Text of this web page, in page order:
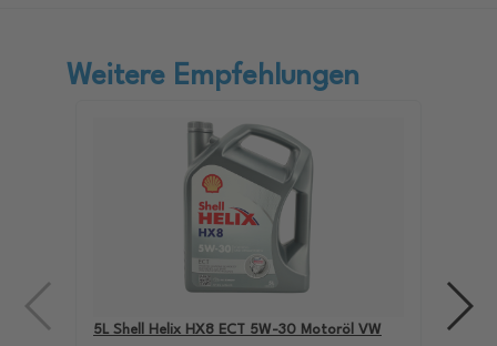
Weitere Empfehlungen
5L Shell Helix HX8 ECT 5W-30 Motoröl VW